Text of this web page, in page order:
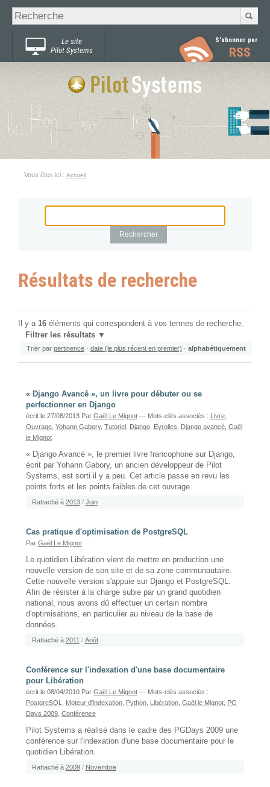
Chercher par
Recherche
avancée…
Le site
Pilot Systems
S'abonner par
RSS
Vous êtes ici : Accueil
Résultats de recherche
Il y a 16 éléments qui correspondent à vos termes de recherche.
Filtrer les résultats
Trier par pertinence · date (le plus récent en premier) · alphabétiquement
« Django Avancé », un livre pour débuter ou se
perfectionner en Django
écrit le 27/08/2013 Par Gaël Le Mignot — Mots-clés associés : Livre,
Ouvrage, Yohann Gabory, Tutoriel, Django, Eyrolles Django avancé, Gaël
le Mignot
« Django Avancé », le premier livre francophone sur Django,
écrit par Yohann Gabory, un ancien développeur de Pilot
Systems, est sorti il y a peu. Cet article passe en revu les
points forts et les points faibles de cet ouvrage.
Rattaché à 2013 / Juin
Cas pratique d'optimisation de PostgreSQL
Par Gaël Le Mignot
Le quotidien Libération vient de mettre en production une
nouvelle version de son site et de sa zone communautaire.
Cette nouvelle version s'appuie sur Django et PostgreSQL.
Afin de résister à la charge subie par un grand quotidien
national, nous avons dû effectuer un certain nombre
d'optimisations, en particulier au niveau de la base de
données.
Rattaché à 2011 / Août
Conférence sur l'indexation d'une base documentaire
pour Libération
écrit le 08/04/2010 Par Gaël Le Mignot — Mots-clés associés :
PostgreSQL
Moteur d'indexation, Python, Libération, Gaël le Mignot, PG
Days 2009, Conférence
Pilot Systems a réalisé dans le cadre des PGDays 2009 une
conférence sur l'indexation d'une base documentaire pour le
quotidien Libération.
Rattaché à 2009 / Novembre